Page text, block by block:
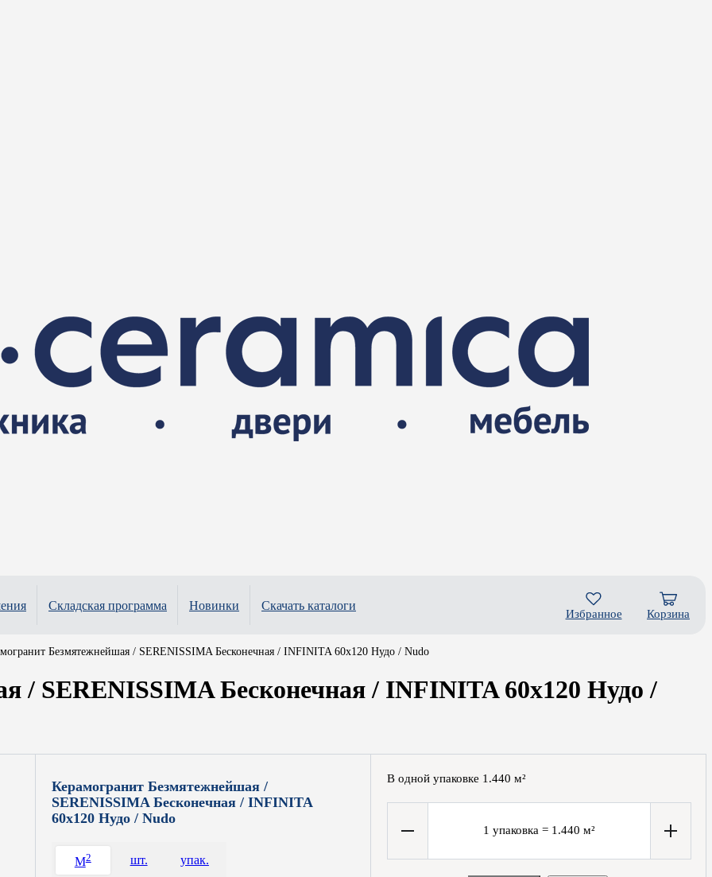
Складская программа Новинки Скачать каталоги
Избранное Корзина
Безмятежнейшая / SERENISSIMA Бесконечная / INFINITA 60x120 Нудо / Nudo
/ SERENISSIMA Бесконечная / INFINITA 60x120 Нудо /
Керамогранит Безмятежнейшая /
SERENISSIMA Бесконечная / INFINITA
60x120 Нудо / Nudo
M2 шт. упак.
В одной упаковке 1.440 м²
1 упаковка = 1.440 м²